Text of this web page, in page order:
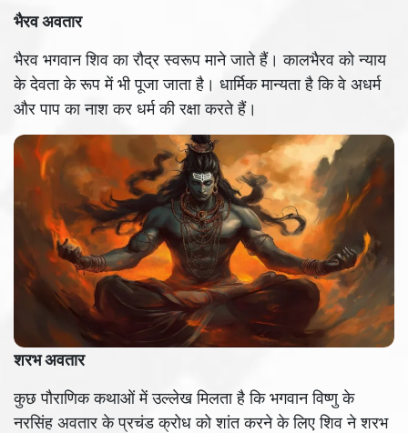
भैरव अवतार
भैरव भगवान शिव का रौद्र स्वरूप माने जाते हैं। कालभैरव को न्याय
के देवता के रूप में भी पूजा जाता है। धार्मिक मान्यता है कि वे अधर्म
और पाप का नाश कर धर्म की रक्षा करते हैं।
शरभ अवतार
कुछ पौराणिक कथाओं में उल्लेख मिलता है कि भगवान विष्णु के
नरसिंह अवतार के प्रचंड क्रोध को शांत करने के लिए शिव ने शरभ